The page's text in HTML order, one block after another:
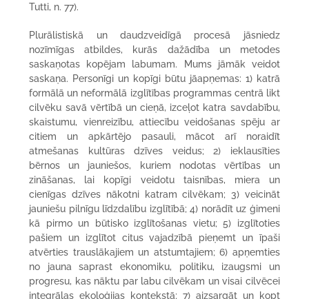
Tutti, n. 77).
Plurālistiskā un daudzveidīgā procesā jāsniedz
nozīmīgas atbildes, kurās dažādība un metodes
saskaņotas kopējam labumam. Mums jāmāk veidot
saskaņa. Personīgi un kopīgi būtu jāapņemas: 1) katrā
formālā un neformālā izglītības programmas centrā likt
cilvēku savā vērtībā un cieņā, izceļot katra savdabību,
skaistumu, vienreizību, attiecību veidošanas spēju ar
citiem un apkārtējo pasauli, mācot arī noraidīt
atmešanas kultūras dzīves veidus; 2) ieklausīties
bērnos un jauniešos, kuriem nodotas vērtības un
zināšanas, lai kopīgi veidotu taisnības, miera un
cienīgas dzīves nākotni katram cilvēkam; 3) veicināt
jauniešu pilnīgu līdzdalību izglītībā; 4) norādīt uz ģimeni
kā pirmo un būtisko izglītošanas vietu; 5) izglītoties
pašiem un izglītot citus vajadzībā pieņemt un īpaši
atvērties trauslākajiem un atstumtajiem; 6) apņemties
no jauna saprast ekonomiku, politiku, izaugsmi un
progresu, kas nāktu par labu cilvēkam un visai cilvēcei
integrālas ekoloģijas kontekstā; 7) aizsargāt un kopt